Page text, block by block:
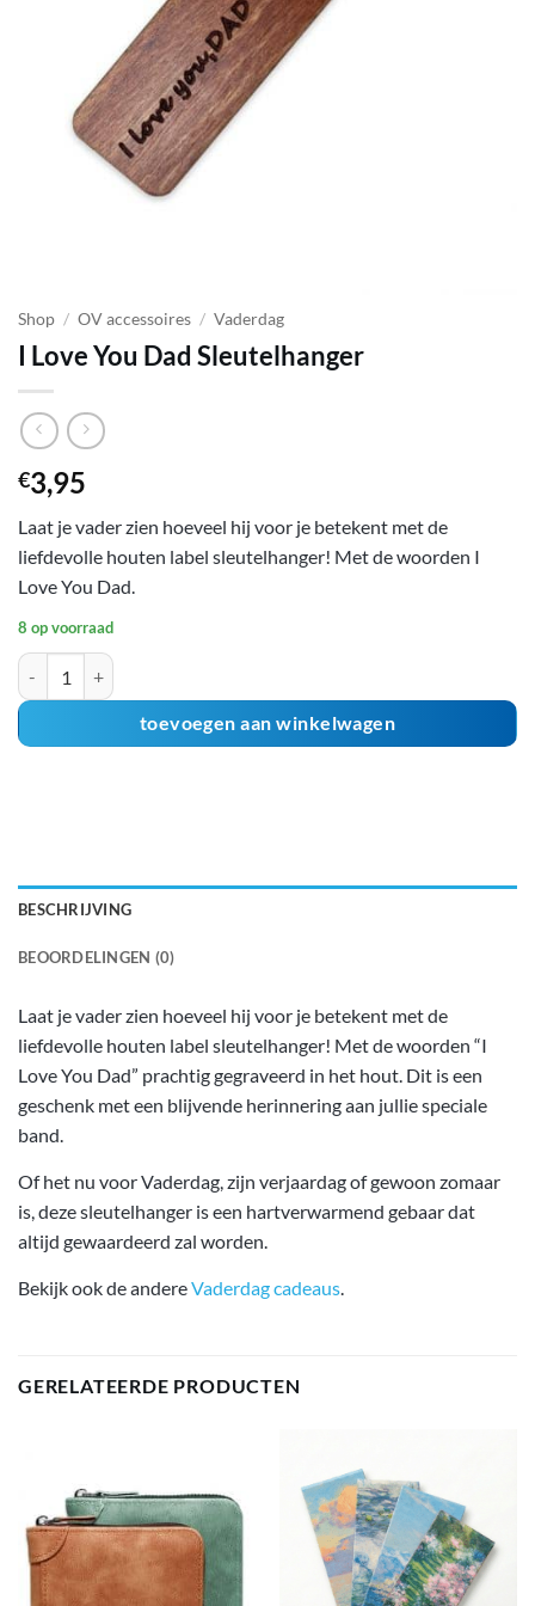
Shop / OV accessoires / Vaderdag
I Love You Dad Sleutelhanger
€3,95
Laat je vader zien hoeveel hij voor je betekent met de
liefdevolle houten label sleutelhanger! Met de woorden I
Love You Dad.
8 op voorraad
I Love You Dad Sleutelhanger aantal
toevoegen aan winkelwagen
BESCHRIJVING
BEOORDELINGEN (0)
Laat je vader zien hoeveel hij voor je betekent met de
liefdevolle houten label sleutelhanger! Met de woorden “I
Love You Dad” prachtig gegraveerd in het hout. Dit is een
geschenk met een blijvende herinnering aan jullie speciale
band.
Of het nu voor Vaderdag, zijn verjaardag of gewoon zomaar
is, deze sleutelhanger is een hartverwarmend gebaar dat
altijd gewaardeerd zal worden.
Bekijk ook de andereVaderdag cadeaus.
GERELATEERDE PRODUCTEN